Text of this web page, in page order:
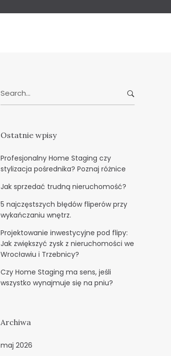
for:
Ostatnie wpisy
Profesjonalny Home Staging czy
stylizacja pośrednika? Poznaj różnice
Jak sprzedać trudną nieruchomość?
5 najczęstszych błędów fliperów przy
wykańczaniu wnętrz.
Projektowanie inwestycyjne pod flipy:
Jak zwiększyć zysk z nieruchomości we
Wrocławiu i Trzebnicy?
Czy Home Staging ma sens, jeśli
wszystko wynajmuje się na pniu?
Archiwa
maj 2026